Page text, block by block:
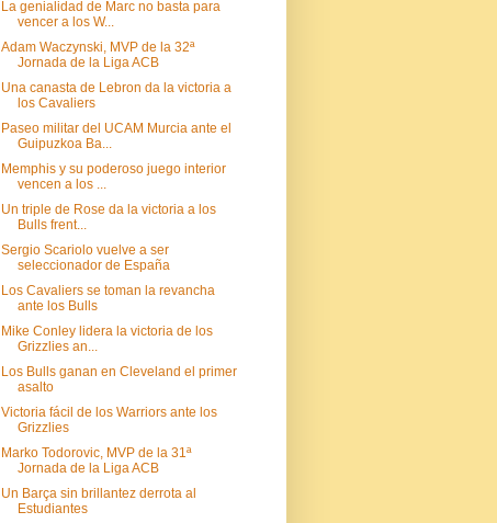
La genialidad de Marc no basta para
vencer a los W...
Adam Waczynski, MVP de la 32ª
Jornada de la Liga ACB
Una canasta de Lebron da la victoria a
los Cavaliers
Paseo militar del UCAM Murcia ante el
Guipuzkoa Ba...
Memphis y su poderoso juego interior
vencen a los ...
Un triple de Rose da la victoria a los
Bulls frent...
Sergio Scariolo vuelve a ser
seleccionador de España
Los Cavaliers se toman la revancha
ante los Bulls
Mike Conley lidera la victoria de los
Grizzlies an...
Los Bulls ganan en Cleveland el primer
asalto
Victoria fácil de los Warriors ante los
Grizzlies
Marko Todorovic, MVP de la 31ª
Jornada de la Liga ACB
Un Barça sin brillantez derrota al
Estudiantes